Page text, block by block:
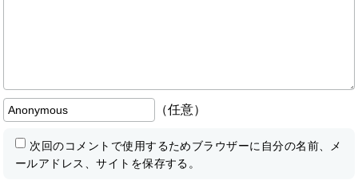
（任意）
次回のコメントで使用するためブラウザーに自分の名前、メ
ールアドレス、サイトを保存する。